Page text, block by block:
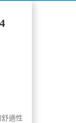
適性